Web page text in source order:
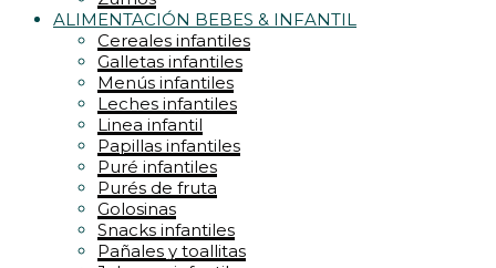
ALIMENTACIÓN BEBES & INFANTIL
Cereales infantiles
Galletas infantiles
Menús infantiles
Leches infantiles
Linea infantil
Papillas infantiles
Puré infantiles
Purés de fruta
Golosinas
Snacks infantiles
Pañales y toallitas